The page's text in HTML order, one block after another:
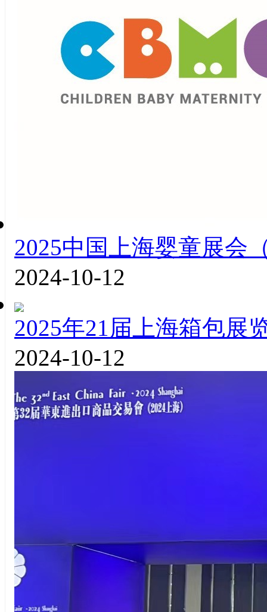
2025中国上海婴童展会
2024-10-12
2025年21届上海箱包展
2024-10-12